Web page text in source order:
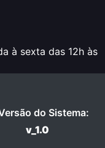
à sexta das 12h às
do Sistema:
v_1.0